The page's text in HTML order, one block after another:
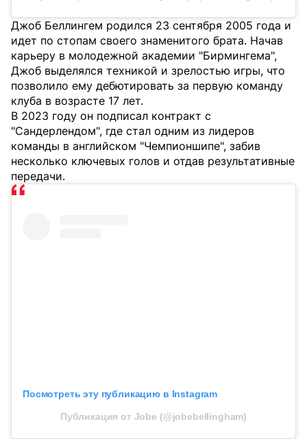
Джоб Беллингем родился 23 сентября 2005 года и
идет по стопам своего знаменитого брата. Начав
карьеру в молодежной академии "Бирмингема",
Джоб выделялся техникой и зрелостью игры, что
позволило ему дебютировать за первую команду
клуба в возрасте 17 лет.
В 2023 году он подписал контракт с
"Сандерлендом", где стал одним из лидеров
команды в английском "Чемпионшипе", забив
несколько ключевых голов и отдав результативные
передачи.
Посмотреть эту публикацию в Instagram
Публикация от Jobe (@jobebellingham)